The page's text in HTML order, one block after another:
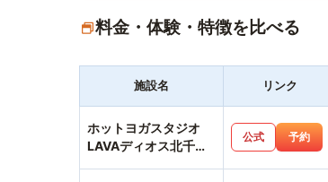
料金・体験・特徴を比べる
施設名 リンク
ホットヨガスタジオ
LAVAディオス北千里
公式 予約